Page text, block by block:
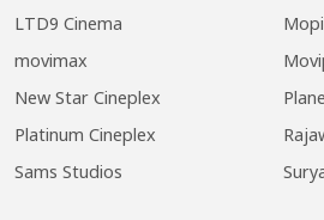
LTD9 Cinema
movimax
New Star Cineplex
Platinum Cineplex
Sams Studios